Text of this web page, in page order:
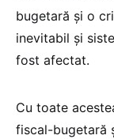
bugetară și o
inevitabil și
fost afectat.
Cu toate
fiscal-bugetară